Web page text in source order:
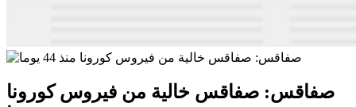
صفاقس: صفاقس خالية من فيروس كورونا